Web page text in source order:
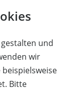
und
wir
beispielsweise
Bitte